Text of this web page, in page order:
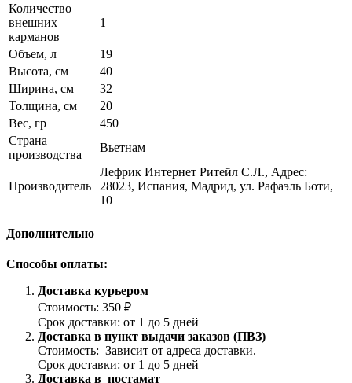
Количество
внешних
карманов
1
Объем, л
19
Высота, см
40
Ширина, см
32
Толщина, см
20
Вес, гр
450
Страна
производства
Вьетнам
Производитель
Лефрик Интернет Ритейл С.Л., Адрес:
28023, Испания, Мадрид, ул. Рафаэль Боти,
10
Дополнительно
Способы оплаты:
Доставка курьером
Стоимость: 350 ₽
Срок доставки: от 1 до 5 дней
Доставка в пункт выдачи заказов (ПВЗ)
Стоимость: Зависит от адреса доставки.
Срок доставки: от 1 до 5 дней
Доставка в постамат